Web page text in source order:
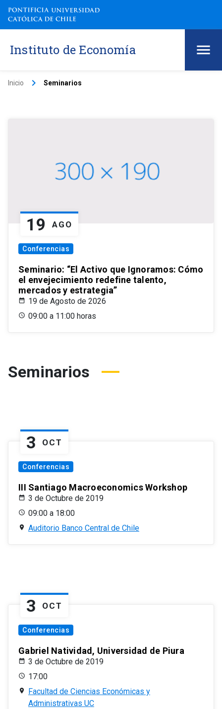
Instituto de Economía
Inicio keyboard_arrow_right Seminarios
19 AGO
Conferencias
Seminario: “El Activo que Ignoramos: Cómo
el envejecimiento redefine talento,
mercados y estrategia”
19 de Agosto de 2026
09:00 a 11:00 horas
Seminarios
3 OCT
Conferencias
III Santiago Macroeconomics Workshop
3 de Octubre de 2019
09:00 a 18:00
Auditorio Banco Central de Chile
3 OCT
Conferencias
Gabriel Natividad, Universidad de Piura
3 de Octubre de 2019
17:00
Facultad de Ciencias Económicas y
Administrativas UC